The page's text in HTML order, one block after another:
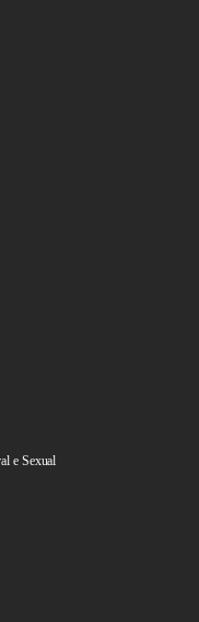
e Sexual